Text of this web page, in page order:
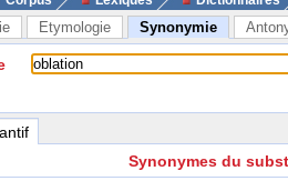
Etymologie Synonymie
Synonymes du